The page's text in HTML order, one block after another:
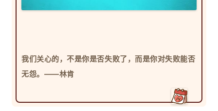
我们关心的，不是你是否失败了，而是你对失败能否
无怨。——林肯